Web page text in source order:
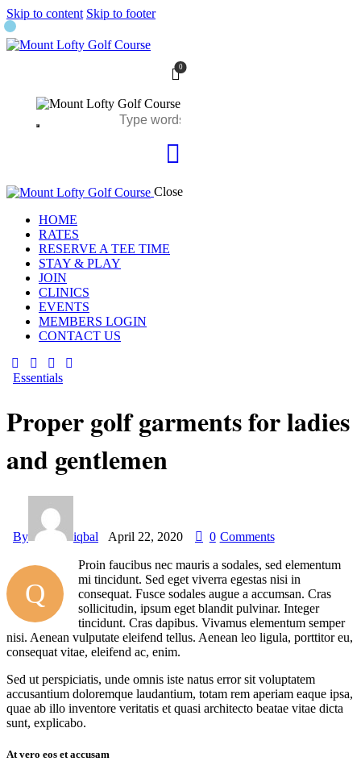
Skip to content Skip to footer
0
Close
HOME
RATES
RESERVE A TEE TIME
STAY & PLAY
JOIN
CLINICS
EVENTS
MEMBERS LOGIN
CONTACT US
Essentials
Proper golf garments for ladies
and gentlemen
By iqbal April 22, 2020 0 Comments
Q
Proin faucibus nec mauris a sodales, sed elementum
mi tincidunt. Sed eget viverra egestas nisi in
consequat. Fusce sodales augue a accumsan. Cras
sollicitudin, ipsum eget blandit pulvinar. Integer
tincidunt. Cras dapibus. Vivamus elementum semper
nisi. Aenean vulputate eleifend tellus. Aenean leo ligula, porttitor eu,
consequat vitae, eleifend ac, enim.
Sed ut perspiciatis, unde omnis iste natus error sit voluptatem
accusantium doloremque laudantium, totam rem aperiam eaque ipsa,
quae ab illo inventore veritatis et quasi architecto beatae vitae dicta
sunt, explicabo.
At vero eos et accusam